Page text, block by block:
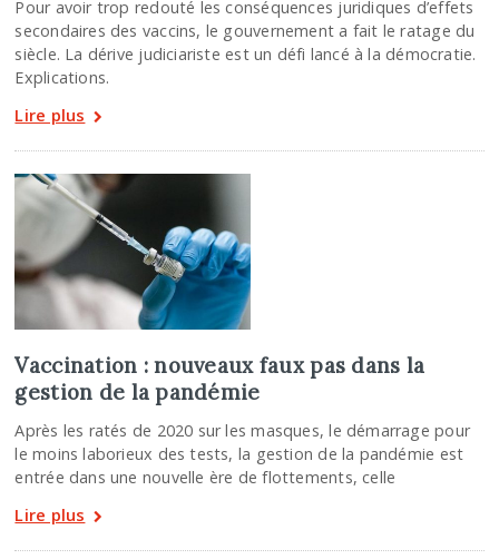
Pour avoir trop redouté les conséquences juridiques d’effets
secondaires des vaccins, le gouvernement a fait le ratage du
siècle. La dérive judiciariste est un défi lancé à la démocratie.
Explications.
Lire plus
Vaccination : nouveaux faux pas dans la
gestion de la pandémie
Après les ratés de 2020 sur les masques, le démarrage pour
le moins laborieux des tests, la gestion de la pandémie est
entrée dans une nouvelle ère de flottements, celle
Lire plus